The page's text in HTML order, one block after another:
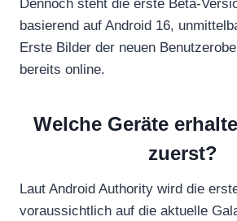
Dennoch steht die erste Beta-
basierend auf Android 16,
Erste Bilder der neuen
bereits online.
Welche Geräte
zuerst?
Laut Android Authority wird die
voraussichtlich auf die aktuelle